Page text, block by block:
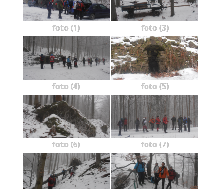
foto (1) foto (3)
foto (4) foto (5)
foto (6) foto (7)